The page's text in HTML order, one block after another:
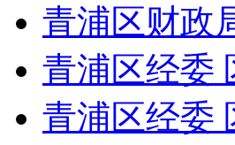
青浦区财政
青浦区经委
青浦区经委